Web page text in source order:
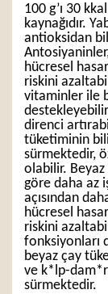
100 g’ı 30
kaynağıdır.
antioksidan
hücresel
riskini
vitaminler ile
direnci
tüketiminin
sürmektedir,
olabilir.
göre daha az
açısından
hücresel
riskini
fonksiyonları
beyaz çay
ve k*lp-dam*r
sürmektedir.